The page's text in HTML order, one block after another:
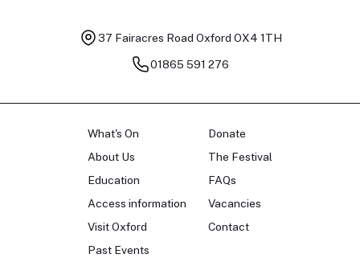
37 Fairacres Road Oxford OX4 1TH
01865 591 276
What's On
About Us
Education
Access information
Visit Oxford
Past Events
Donate
The Festival
FAQs
Vacancies
Contact